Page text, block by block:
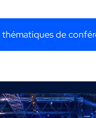
thématiques de